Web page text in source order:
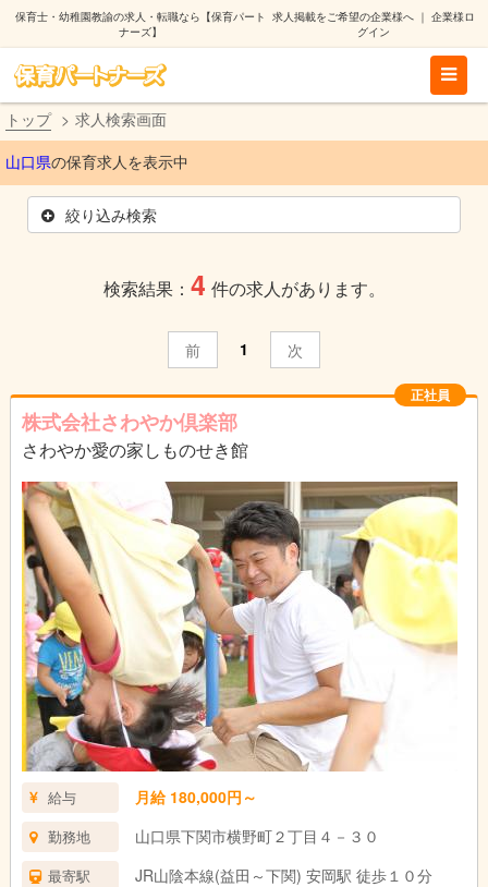
保育士・幼稚園教諭の求人・転職なら【保育パート
ナーズ】
求人掲載をご希望の企業様へ｜ 企業様ロ
グイン
トップ 求人検索画面
山口県の保育求人を表示中
絞り込み検索
検索結果： 4 件の求人があります。
前 1 次
正社員
株式会社さわやか倶楽部
さわやか愛の家しものせき館
給与 月給 180,000円～
勤務地 山口県下関市横野町２丁目４－３０
最寄駅 JR山陰本線(益田～下関) 安岡駅 徒歩１０分